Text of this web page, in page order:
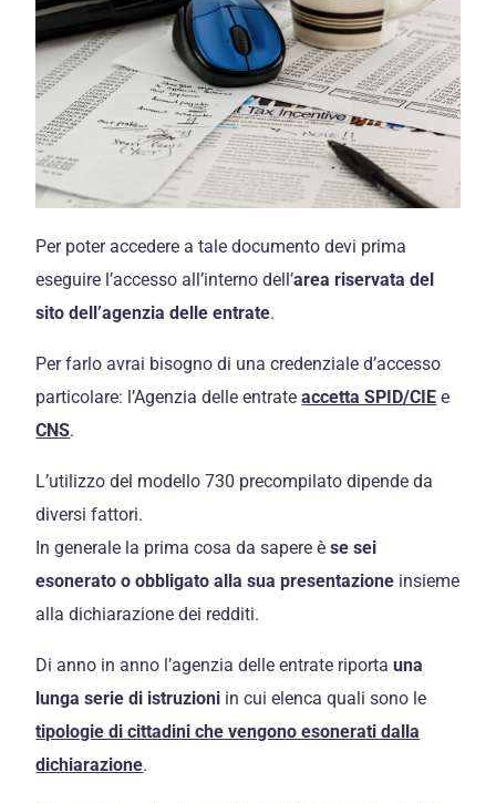
Per poter accedere a tale documento devi prima
eseguire l’accesso all’interno dell’area riservata del
sito dell’agenzia delle entrate.
Per farlo avrai bisogno di una credenziale d’accesso
particolare: l’Agenzia delle entrateaccetta SPID/CIE e
CNS.
L’utilizzo del modello 730 precompilato dipende da
diversi fattori.
In generale la prima cosa da sapere èse sei
esonerato o obbligato alla sua presentazione insieme
alla dichiarazione dei redditi.
Di anno in anno l’agenzia delle entrate riportauna
lunga serie di istruzioni in cui elenca quali sono le
tipologie di cittadini che vengono esonerati dalla
dichiarazione.